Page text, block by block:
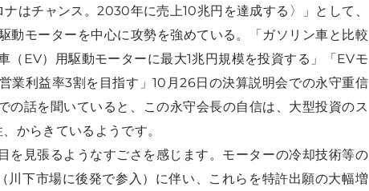
はチャンス。2030年に売上10兆円を達成する〉」として、
モーターを中心に攻勢を強めている。
「ガソリン車と比較
EV）用駆動モーターに最大1兆円規模を投資する」
「EVモ
業利益率3割を目指す」10月26日の決算説明会での永守重信
話を聞いていると、この永守会長の自信は、大型投資のス
からきているようです。
見張るようなすごさを感じます。モーターの冷却技術等の
下市場に後発で参入）に伴い、これらを特許出願の大幅増